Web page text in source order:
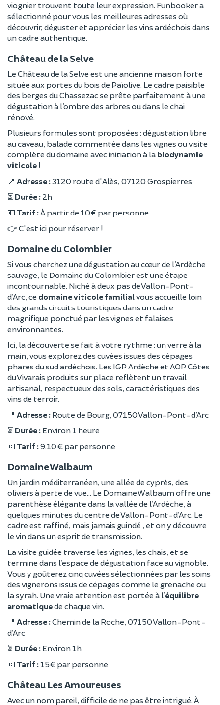
viognier trouvent toute leur expression. Funbooker a
sélectionné pour vous les meilleures adresses où
découvrir, déguster et apprécier les vins ardéchois dans
un cadre authentique.
Château de la Selve
Le Château de la Selve est une ancienne maison forte
située aux portes du bois de Païolive. Le cadre paisible
des berges du Chassezac se prête parfaitement à une
dégustation à l’ombre des arbres ou dans le chai
rénové.
Plusieurs formules sont proposées : dégustation libre
au caveau, balade commentée dans les vignes ou visite
complète du domaine avec initiation à la biodynamie
viticole !
📍 Adresse :3120 route d'Alès, 07120 Grospierres
⏳ Durée : 2h
💶 Tarif :À partir de 10 € par personne
👉 C'est ici pour réserver !
Domaine du Colombier
Si vous cherchez une dégustation au cœur de l’Ardèche
sauvage, le Domaine du Colombier est une étape
incontournable. Niché à deux pas de Vallon-Pont-
d’Arc, ce domaine viticole familialvous accueille loin
des grands circuits touristiques dans un cadre
magnifique ponctué par les vignes et falaises
environnantes.
Ici, la découverte se fait à votre rythme : un verre à la
main, vous explorez des cuvées issues des cépages
phares du sud ardéchois. Les IGP Ardèche et AOP Côtes
du Vivarais produits sur place reflètent un travail
artisanal, respectueux des sols, caractéristiques des
vins de terroir.
📍 Adresse : Route de Bourg, 07150 Vallon-Pont-d’Arc
⏳ Durée : Environ 1 heure
💶 Tarif :9.10 € par personne
Domaine Walbaum
Un jardin méditerranéen, une allée de cyprès, des
oliviers à perte de vue… Le Domaine Walbaum offre une
parenthèse élégante dans la vallée de l’Ardèche, à
quelques minutes du centre de Vallon-Pont-d’Arc. Le
cadre est raffiné, mais jamais guindé , et on y découvre
le vin dans un esprit de transmission.
La visite guidée traverse les vignes, les chais, et se
termine dans l’espace de dégustation face au vignoble.
Vous y goûterez cinq cuvées sélectionnées par les soins
des vignerons issus de cépages comme le grenache ou
la syrah. Une vraie attention est portée à l’équilibre
aromatiquede chaque vin.
📍 Adresse :Chemin de la Roche, 07150 Vallon-Pont-
d’Arc
⏳ Durée : Environ 1h
💶 Tarif :15 € par personne
Château Les Amoureuses
Avec un nom pareil, difficile de ne pas être intrigué. À